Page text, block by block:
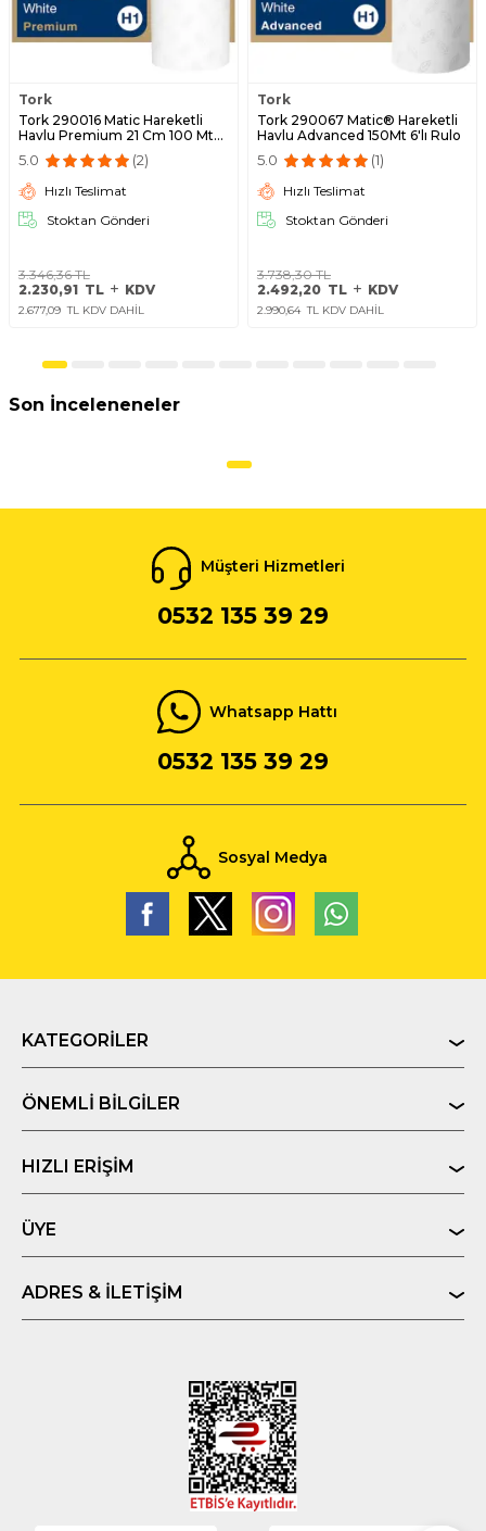
Tork
Tork 290016 Matic Hareketli
Havlu Premium 21 Cm 100 Mt
6'lı Rulo
5.0 (2)
Hızlı Teslimat
Stoktan Gönderi
3.346,36TL
2.230,91 TL KDV
2.677,09 TL KDV DAHİL
Tork
Tork 290067 Matic® Hareketli
Havlu Advanced 150Mt 6'lı Rulo
5.0 (1)
Hızlı Teslimat
Stoktan Gönderi
3.738,30TL
2.492,20 TL KDV
2.990,64TL KDV DAHİL
Son İnceleneneler
Müşteri Hizmetleri
0532 135 39 29
Whatsapp Hattı
0532 135 39 29
Sosyal Medya
KATEGORILER
ÖNEMLI BILGILER
HIZLI ERIŞIM
ÜYE
ADRES & İLETIŞIM